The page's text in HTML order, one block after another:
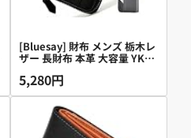
[Bluesay] 財布 メンズ 栃木レ
ザー 長財布 本革 大容量 YKK
職人の技 ウォレット 小銭入れ
サイフ コンパクト 男性 紳士
用ビジネス スタイリッシュ ギ
フトBOX入り プレゼント 父の
日 誕生日 (ブラック)
5,280円